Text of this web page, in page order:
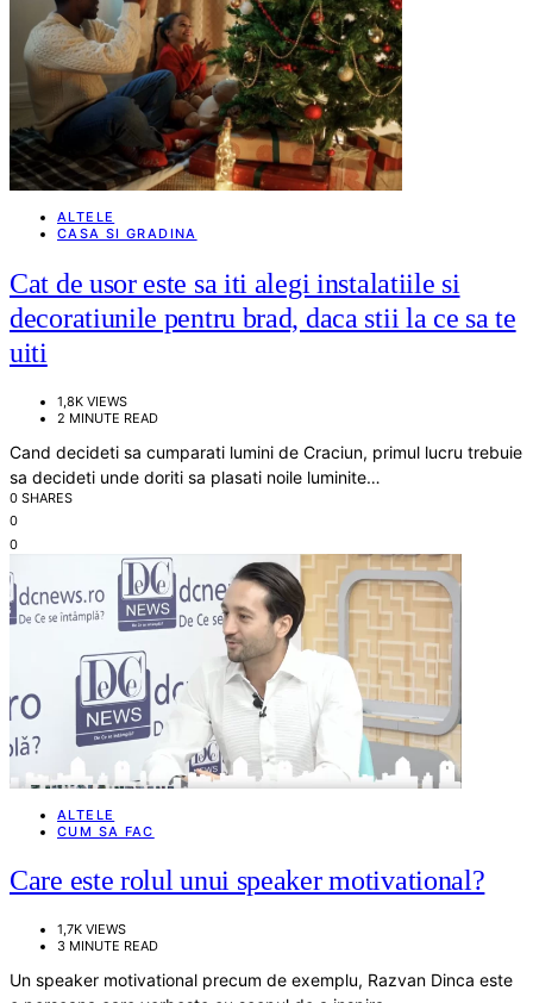
ALTELE
CASA SI GRADINA
Cat de usor este sa iti alegi instalatiile si
decoratiunile pentru brad, daca stii la ce sa te
uiti
1,8K VIEWS
2 MINUTE READ
Cand decideti sa cumparati lumini de Craciun, primul lucru trebuie
sa decideti unde doriti sa plasati noile luminite…
0 SHARES
0
0
ALTELE
CUM SA FAC
Care este rolul unui speaker motivational?
1,7K VIEWS
3 MINUTE READ
Un speaker motivational precum de exemplu, Razvan Dinca este